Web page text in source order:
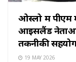
ओस्लो में पीएम
आइसलैंड नेताओं
तकनीकी
19 MAY 2026